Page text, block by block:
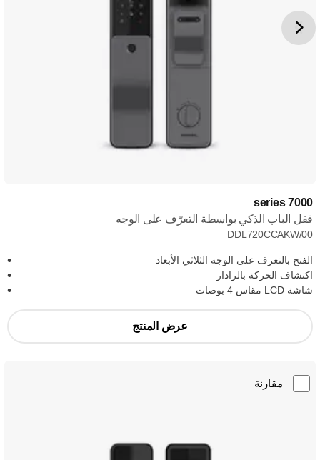
7000 series
قفل الباب الذكي بواسطة التعرّف على الوجه
DDL720CCAKW/00
الفتح بالتعرف على الوجه الثلاثي الأبعاد
اكتشاف الحركة بالرادار
شاشة LCD مقاس 4 بوصات
عرض المنتج
مقارنة